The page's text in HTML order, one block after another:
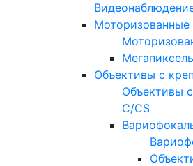
Моторизованные
Объективы с
Объективы
C/CS